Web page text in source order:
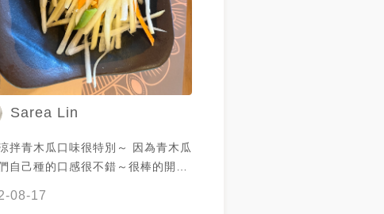
Sarea Lin
拌青木瓜口味很特別～ 因為青木瓜
自己種的口感很不錯～很棒的開胃
08-17